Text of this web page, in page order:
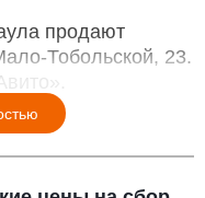
продают
Тобольской, 23.